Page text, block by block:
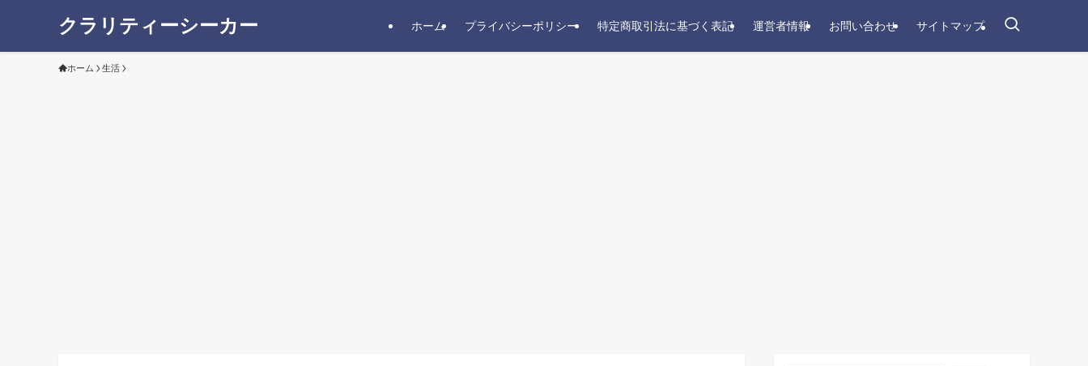
クラリティーシーカー ホーム プライバシーポリシー 特定商取引法に基づく表記 運営者情報 お問い合わせ サイトマップ
ホーム 生活